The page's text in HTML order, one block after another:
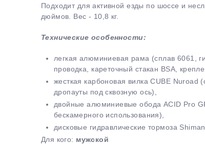
Подходит для активной езды по шоссе и
дюймов. Вес - 10,8 кг.
Технические особенности:
легкая алюминиевая рама (сплав 6061,
проводка, кареточный стакан BSA,
жесткая карбоновая вилка CUBE Nuroad
дропауты под сквозную ось),
двойные алюминиевые обода ACID Pro
бескамерного использования),
дисковые гидравлические тормоза
Для кого: мужской
Подробнееоб оплате Плайтом
25
раз в 2
Остались вопросы?
8 800 302-02-51